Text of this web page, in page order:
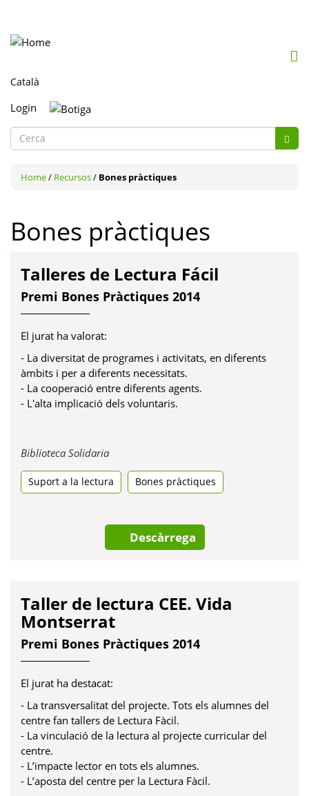
Login
Formulari
cerca
Home/ Recursos/ Bones pràctiques
Bones pràctiques
Talleres de Lectura Fácil
Premi Bones Pràctiques 2014
El jurat ha valorat:
- La diversitat de programes i activitats, en diferents
àmbits i per a diferents necessitats.
- La cooperació entre diferents agents.
- L'alta implicació dels voluntaris.
Biblioteca SolidariaObre
una
pestanya
Suport a la lectura Bones pràctiques
Descàrrega
Taller de lectura CEE. Vida
Montserrat
Premi Bones Pràctiques 2014
El jurat ha destacat:
- La transversalitat del projecte. Tots els alumnes del
centre fan tallers de Lectura Fàcil.
- La vinculació de la lectura al projecte curricular del
centre.
- L’impacte lector en tots els alumnes.
- L’aposta del centre per la Lectura Fàcil.